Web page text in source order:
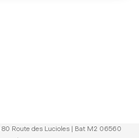
Route des Lucioles | Bat M2 06560